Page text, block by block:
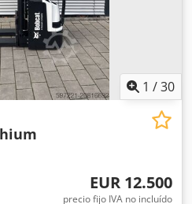
1 /30
EUR 12.500
precio fijo IVA no incluído